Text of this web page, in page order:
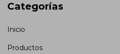
Categorías
Inicio
Productos